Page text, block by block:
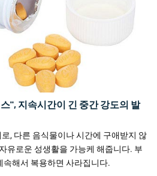
", 지속시간이 긴 중간 강도의 발
, 다른 음식물이나 시간에 구애받지 않
유로운 성생활을 가능케 해줍니다. 부
해서 복용하면 사라집니다.